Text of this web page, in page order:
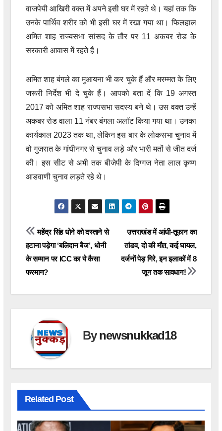
वाजपेयी आखिरी वक्त में अपने इसी घर में रहते थे। यहां तक कि
उनके पार्थिव शरीर को भी इसी घर में रखा गया था। फिलहाल
अमित शाह राज्यसभा सांसद के तौर पर 11 अकबर रोड के
सरकारी आवास में रहते हैं।
अमित शाह बंगले का मुआयना भी कर चुके हैं और मरम्मत के लिए
जरूरी निर्देश भी दे चुके हैं। आपको बता दें कि 19 अगस्त
2017 को अमित शाह राज्यसभा सदस्य बने थे। उस वक्त उन्हें
अकबर रोड वाला 11 नंबर बंगला अलॉट किया गया था। उनका
कार्यकाल 2023 तक था, लेकिन इस बार के लोकसभा चुनाव में
वो गुजरात के गांधीनगर से चुनाव लड़े और भारी मतों से जीत दर्ज
की। इस सीट से अभी तक बीजेपी के दिग्गज नेता लाल कृष्ण
आडवाणी चुनाव लड़ते रहे थे।
Post
navigation
उत्तराखंड में आंधी-तूफान का
तांडव, दो की मौत, कई घायल,
दर्जनों पेड़ गिरे, इन इलाकों में 8
जून तक सावधान!
महेंद्र सिंह धोने को दस्ताने से
हटाना पड़ेगा ‘बलिदान बैज’, धोनी
के सम्मान पर ICC का ये कैसा
फरमान?
Bynewsnukkad18
Related Post